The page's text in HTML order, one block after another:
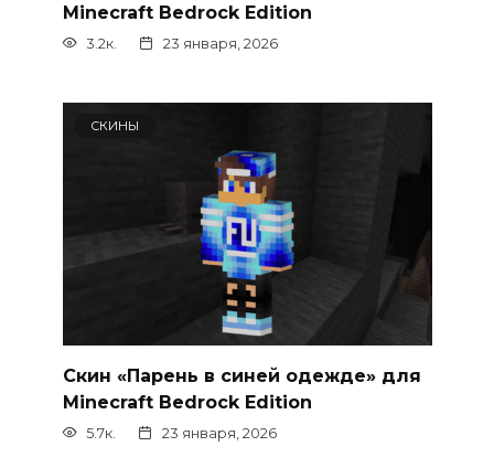
Minecraft Bedrock Edition
3.2к. 23 января, 2026
СКИНЫ
Скин «Парень в синей одежде» для
Minecraft Bedrock Edition
5.7к. 23 января, 2026